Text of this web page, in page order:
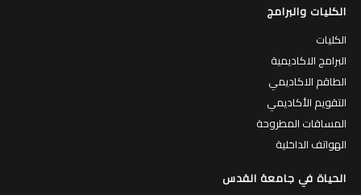
الكليات والبرامج
الكليات
البرامج الاكاديمية
الطاقم الاكاديمي
التقويم الأكاديمي
المساقات المطروحة
الهواتف الداخلية
الحياة في جامعة القدس